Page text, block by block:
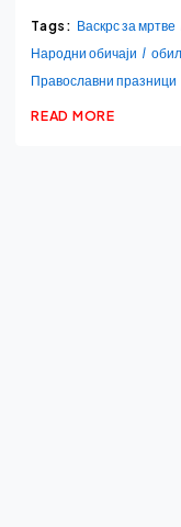
Tags: Васкрс за мртве
Народни обичаји
Православни празници
READ MORE